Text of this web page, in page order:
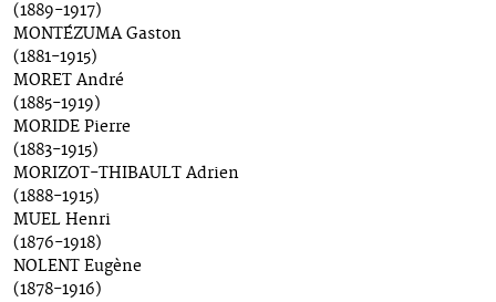
(1889-1917)
MONTÉZUMA Gaston
(1881-1915)
MORET André
(1885-1919)
MORIDE Pierre
(1883-1915)
MORIZOT-THIBAULT Adrien
(1888-1915)
MUEL Henri
(1876-1918)
NOLENT Eugène
(1878-1916)